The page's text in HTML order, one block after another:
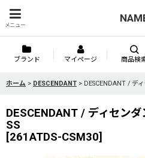
メニュー
ブランド マイページ 商品検
ホーム > DESCENDANT > DESCENDANT / デ
DESCENDANT / ディセン
SS
[261ATDS-CSM30]